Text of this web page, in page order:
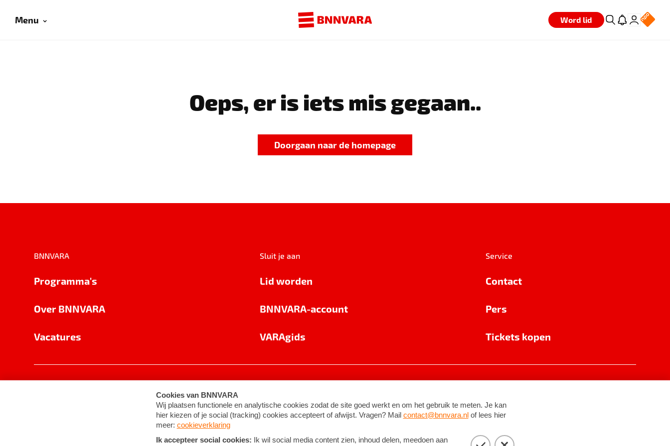
Menu Word lid
Oeps, er is iets mis gegaan..
Doorgaan naar de homepage
BNNVARA
Programma's
Over BNNVARA
Vacatures
Sluit je aan
Lid worden
BNNVARA-account
VARAgids
Service
Contact
Pers
Tickets kopen
Cookie-instellingen Algemene voorwaarden ©2026BNNVARA